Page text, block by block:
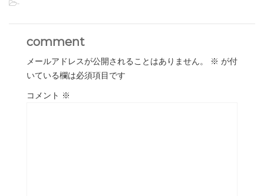
-
comment
メールアドレスが公開されることはありません。 ※ が付
いている欄は必須項目です
コメント ※